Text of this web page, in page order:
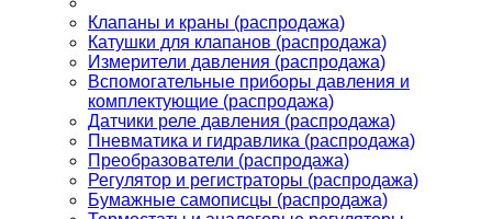
Клапаны и краны (распродажа)
Катушки для клапанов (распродажа)
Измерители давления (распродажа)
Вспомогательные приборы давления и
комплектующие (распродажа)
Датчики реле давления (распродажа)
Пневматика и гидравлика (распродажа)
Преобразователи (распродажа)
Регулятор и регистраторы (распродажа)
Бумажные самописцы (распродажа)